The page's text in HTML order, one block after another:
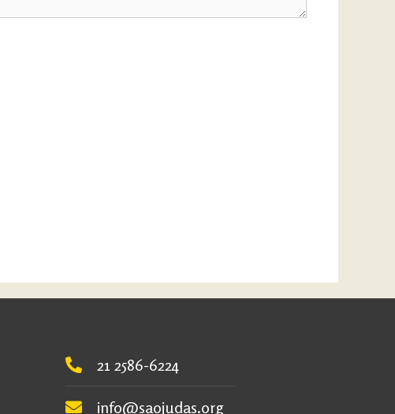
21 2586-6224
info@saojudas.org